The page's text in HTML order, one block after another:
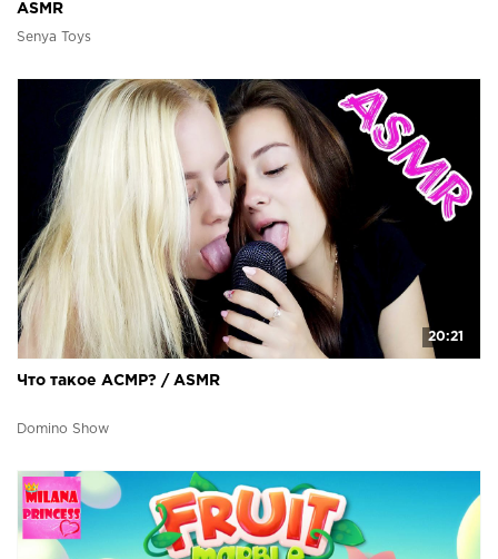
ASMR
Senya Toys
20:21
Что такое АСМР? / ASMR
Domino Show